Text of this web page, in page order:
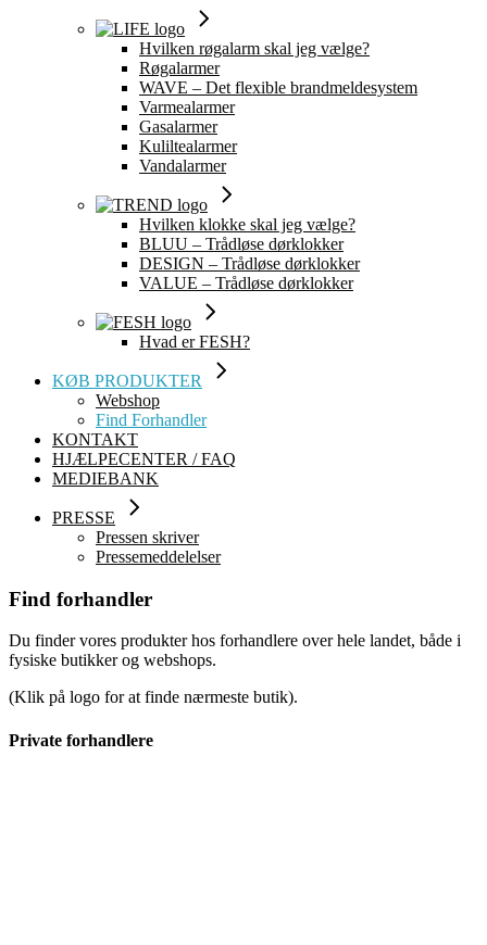
Hvilken røgalarm skal jeg vælge?
Røgalarmer
WAVE – Det flexible brandmeldesystem
Varmealarmer
Gasalarmer
Kuliltealarmer
Vandalarmer
Hvilken klokke skal jeg vælge?
BLUU – Trådløse dørklokker
DESIGN – Trådløse dørklokker
VALUE – Trådløse dørklokker
Hvad er FESH?
KØB PRODUKTER
Webshop
Find Forhandler
KONTAKT
HJÆLPECENTER / FAQ
MEDIEBANK
PRESSE
Pressen skriver
Pressemeddelelser
Find forhandler
Du finder vores produkter hos forhandlere over hele landet, både i
fysiske butikker og webshops.
(Klik på logo for at finde nærmeste butik).
Private forhandlere